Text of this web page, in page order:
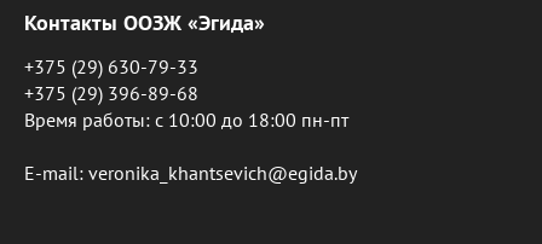
Контакты ООЗЖ «Эгида»
+375 (29) 630-79-33
+375 (29) 396-89-68
Время работы: c 10:00 до 18:00 пн-пт
E-mail: veronika_khantsevich@egida.by